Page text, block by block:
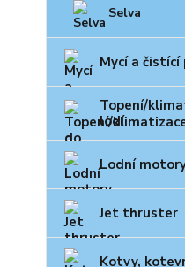
Selva
Mycí a
Topení/
lodí
Lodní
Jet thruster
Kotvy,